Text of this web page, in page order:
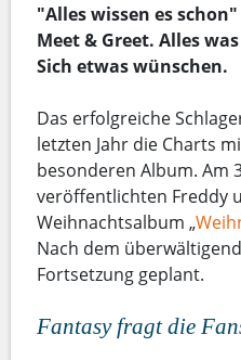
"Alles wissen es
Meet & Greet. Alles
Sich etwas wünschen.
Das erfolgreiche
letzten Jahr die Charts
besonderen Album. Am
veröffentlichten Freddy
Weihnachtsalbum „
Nach dem
Fortsetzung geplant.
Fantasy fragt die